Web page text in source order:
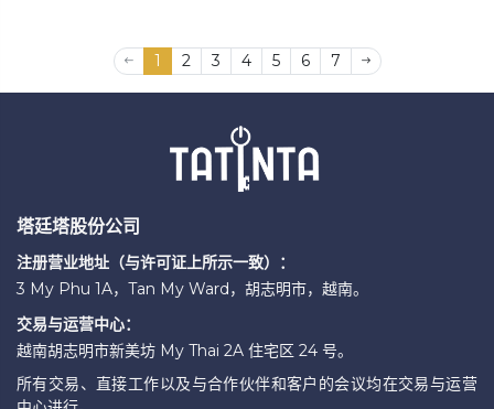
1 2 3 4 5 6 7
塔廷塔股份公司
注册营业地址（与许可证上所示一致）：
3 My Phu 1A，Tan My Ward，胡志明市，越南。
交易与运营中心：
越南胡志明市新美坊 My Thai 2A 住宅区 24 号。
所有交易、直接工作以及与合作伙伴和客户的会议均在交易与运营